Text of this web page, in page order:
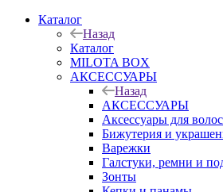
Каталог
Назад
Каталог
MILOTA BOX
АКСЕССУАРЫ
Назад
АКСЕССУАРЫ
Аксессуары для волос
Бижутерия и
Варежки
Галстуки, ремни и
Зонты